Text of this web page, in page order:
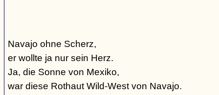
Navajo ohne Scherz,
er wollte ja nur sein Herz.
Ja, die Sonne von Mexiko,
war diese Rothaut Wild-West von Navajo.